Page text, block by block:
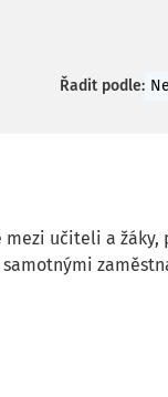
Řadit podle:
mezi učiteli a žáky,